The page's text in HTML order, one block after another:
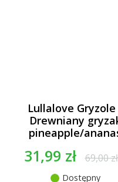
Lullalove Gryzole
Drewniany
pineapple/
31,99 zł 69,00 zł
Dostępny